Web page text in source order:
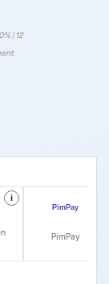
| 12
i
PimPay